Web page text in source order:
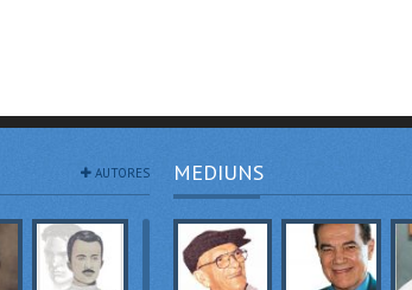
AUTORES MEDIUNS